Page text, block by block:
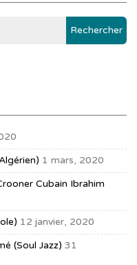
1 mars, 2020
Cubain Ibrahim
12 janvier, 2020
(soul Jazz) 31